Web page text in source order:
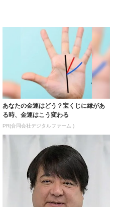
あなたの金運はどう？宝くじに縁があ
る時、金運はこう変わる
PR(合同会社デジタルファーム )